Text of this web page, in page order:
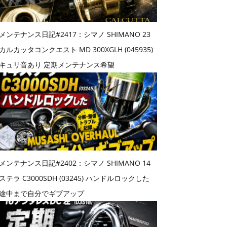
ンテナンス日記#2417：シマノ SHIMANO 23
ルカッタコンクエスト MD 300XGLH (045935)
ュリ音あり 定期メンテナンス希望
ンテナンス日記#2402：シマノ SHIMANO 14
テラ C3000SDH (03245) ハンドルロックした
中まで自分でギブアップ